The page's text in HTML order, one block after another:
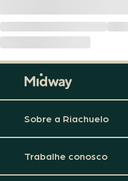
Sobre a Riachuelo
Trabalhe conosco